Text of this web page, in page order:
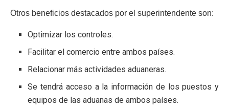
Otros beneficios destacados por el superintendente son:
Optimizar los controles.
Facilitar el comercio entre ambos países.
Relacionar más actividades aduaneras.
Se tendrá acceso a la información de los puestos y
equipos de las aduanas de ambos países.